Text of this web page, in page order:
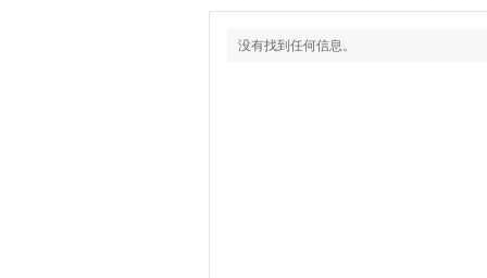
没有找到任何信息。